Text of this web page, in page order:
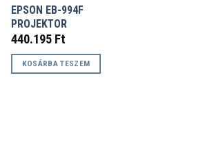
EPSON EB-994F
PROJEKTOR
440.195 Ft
KOSÁRBA TESZEM